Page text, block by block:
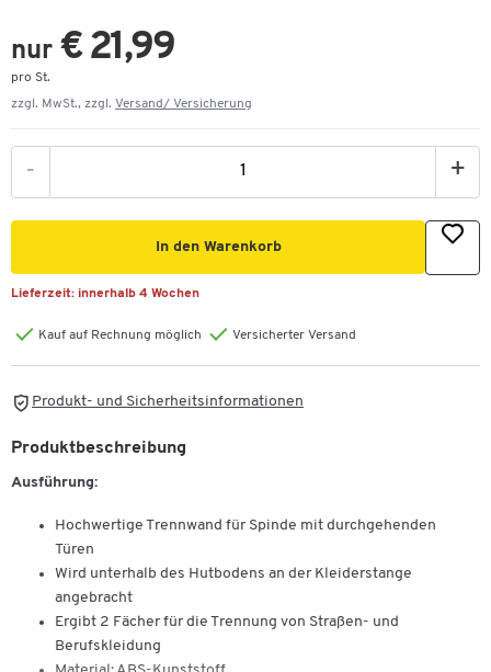
nur € 21,99
pro St.
zzgl. MwSt., zzgl. Versand/ Versicherung
- +
In den Warenkorb
Lieferzeit: innerhalb 4 Wochen
Kauf auf Rechnung möglich Versicherter Versand
Produkt- und Sicherheitsinformationen
Produktbeschreibung
Ausführung:
Hochwertige Trennwand für Spinde mit durchgehenden
Türen
Wird unterhalb des Hutbodens an der Kleiderstange
angebracht
Ergibt 2 Fächer für die Trennung von Straßen- und
Berufskleidung